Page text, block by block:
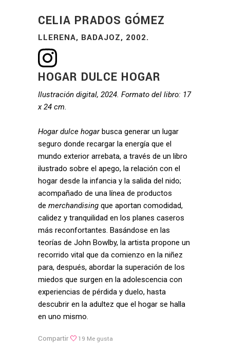
CELIA PRADOS GÓMEZ
LLERENA, BADAJOZ, 2002.
HOGAR DULCE HOGAR
Ilustración digital, 2024. Formato del libro: 17
x 24 cm.
Hogar dulce hogarbusca generar un lugar
seguro donde recargar la energía que el
mundo exterior arrebata, a través de un libro
ilustrado sobre el apego, la relación con el
hogar desde la infancia y la salida del nido;
acompañado de una línea de productos
de merchandising que aportan comodidad,
calidez y tranquilidad en los planes caseros
más reconfortantes. Basándose en las
teorías de John Bowlby, la artista propone un
recorrido vital que da comienzo en la niñez
para, después, abordar la superación de los
miedos que surgen en la adolescencia con
experiencias de pérdida y duelo, hasta
descubrir en la adultez que el hogar se halla
en uno mismo.
Compartir 19 Me gusta